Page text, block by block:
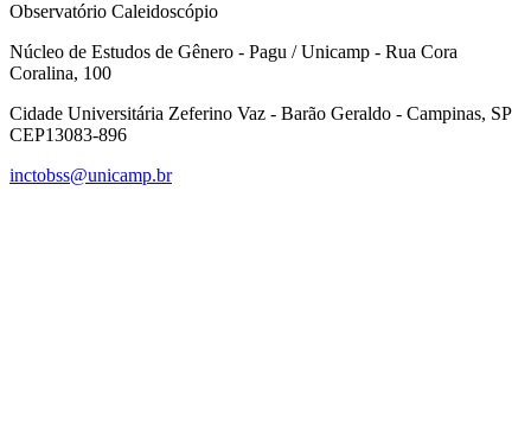
Observatório Caleidoscópio
Núcleo de Estudos de Gênero - Pagu / Unicamp - Rua Cora
Coralina, 100
Cidade Universitária Zeferino Vaz - Barão Geraldo - Campinas, SP
CEP13083-896
inctobss@unicamp.br